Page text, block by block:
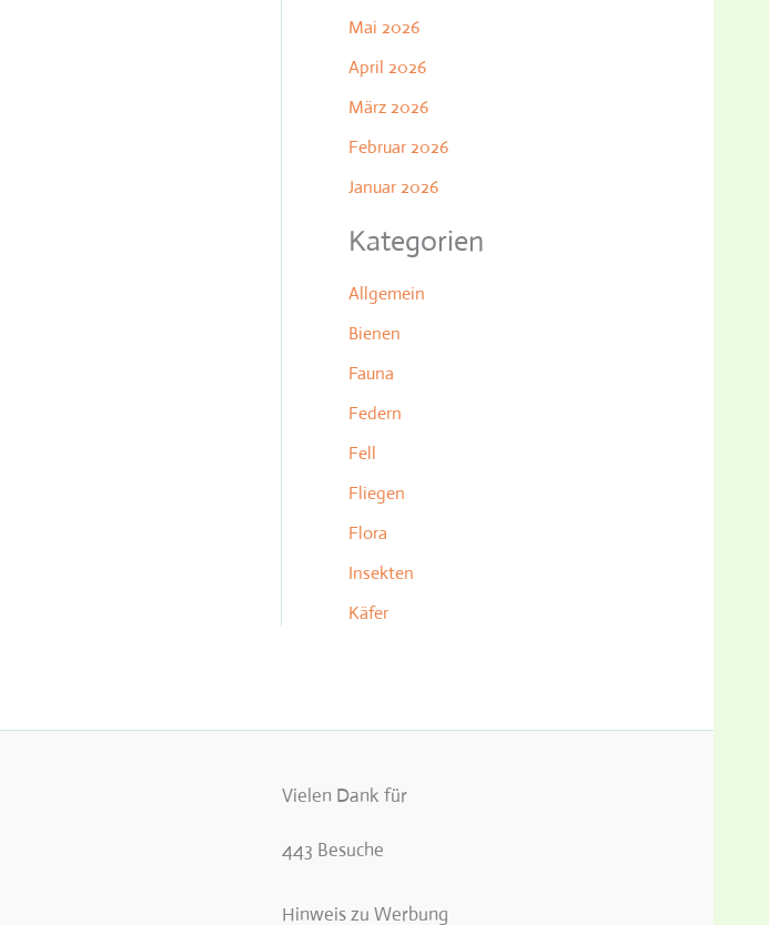
Mai 2026
April 2026
März 2026
Februar 2026
Januar 2026
Kategorien
Allgemein
Bienen
Fauna
Federn
Fell
Fliegen
Flora
Insekten
Käfer
Vielen Dank für
443 Besuche
Hinweis zu Werbung